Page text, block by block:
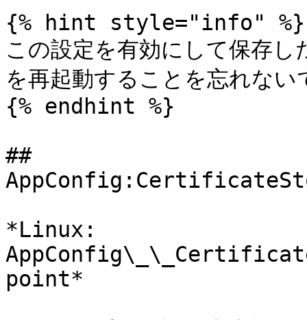
{% hint style="info" %}
この設定を有効にして保存
を再起動することを忘れない
{% endhint %}
##
*Linux:
point*